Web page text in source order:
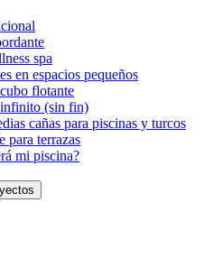
spa
en espacios pequeños
flotante
(sin fin)
cañas para piscinas y turcos
para terrazas
mi piscina?